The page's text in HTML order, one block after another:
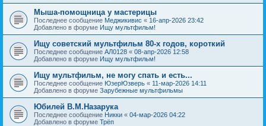
Мыша-помощница у мастерицы
Последнее сообщение Меджикивис « 16-апр-2026 23:42
Добавлено в форуме Ищу мультфильм!
Ищу советский мультфильм 80-х годов, короткий
Последнее сообщение АЛ0128 « 08-апр-2026 12:58
Добавлено в форуме Ищу мультфильм!
Ищу мультфильм, не могу спать и есть...
Последнее сообщение ЮзерЮзверь « 11-мар-2026 14:11
Добавлено в форуме Зарубежные мультфильмы
Юбилей В.М.Назарука
Последнее сообщение Никки « 04-мар-2026 04:22
Добавлено в форуме Трёп